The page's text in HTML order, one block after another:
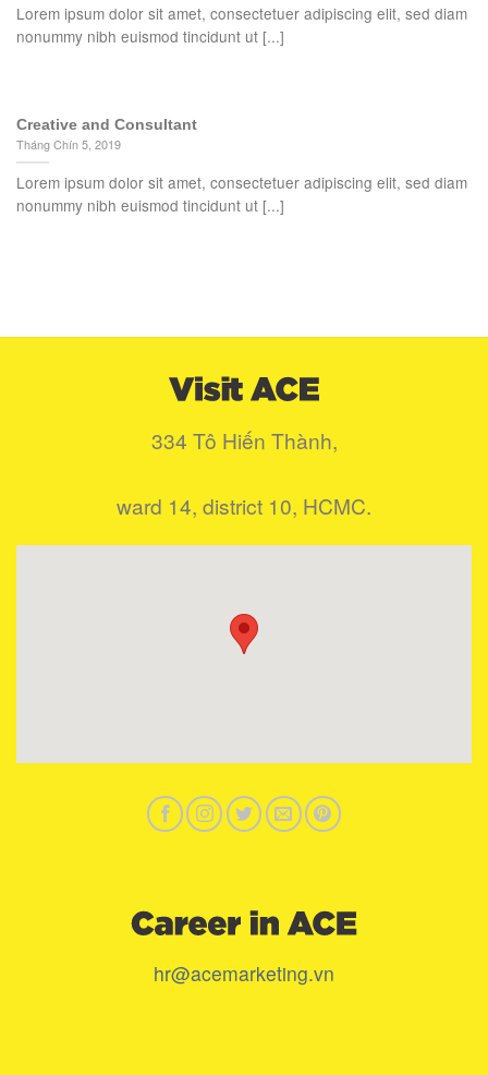
Lorem ipsum dolor sit amet, consectetuer adipiscing elit, sed diam
nonummy nibh euismod tincidunt ut [...]
Creative and Consultant
Tháng Chín 5, 2019
Lorem ipsum dolor sit amet, consectetuer adipiscing elit, sed diam
nonummy nibh euismod tincidunt ut [...]
334 Tô Hiến Thành,
ward 14, district 10, HCMC.
hr@acemarketing.vn